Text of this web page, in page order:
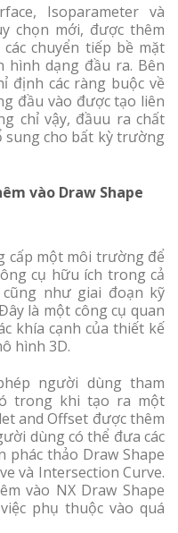
Isoparameter và
chọn mới, được thêm
chuyển tiếp bề mặt
dạng đầu ra. Bên
định các ràng buộc về
đầu vào được tạo liên
chỉ vậy, đầuu ra chất
sung cho bất kỳ trường
vào Draw Shape
cấp một môi trường để
cụ hữu ích trong cả
như giai đoạn kỹ
là một công cụ quan
khía cạnh của thiết kế
hình 3D.
người dùng tham
trong khi tạo ra một
and Offset được thêm
dùng có thể đưa các
phác thảo Draw Shape
và Intersection Curve.
vào NX Draw Shape
phụ thuộc vào quá